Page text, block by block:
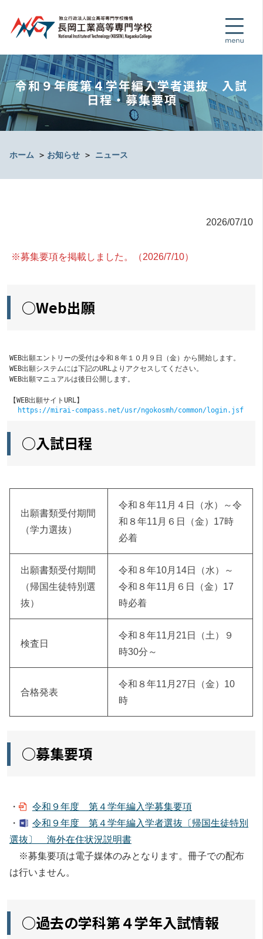
令和９年度第４学年編入学者選抜 入試
日程・募集要項
ホーム ＞ お知らせ ＞ ニュース
2026/07/10
※募集要項を掲載しました。（2026/7/10）
○Web出願
WEB出願エントリーの受付は令和８年１０月９日（金）から開始します。
WEB出願システムには下記のURLよりアクセスしてください。
WEB出願マニュアルは後日公開します。
【WEB出願サイトURL】
https://mirai-compass.net/usr/ngokosmh/common/login.jsf
○入試日程
出願書類受付期間
（学力選抜）
令和８年11月４日（水）～令
和８年11月６日（金）17時
必着
出願書類受付期間
（帰国生徒特別選
抜）
令和８年10月14日（水）～
令和８年11月６日（金）17
時必着
検査日
令和８年11月21日（土）９
時30分～
合格発表
令和８年11月27日（金）10
時
○募集要項
・
令和９年度 第４学年編入学募集要項
・
令和９年度 第４学年編入学者選抜〔帰国生徒特別
選抜〕 海外在住状況説明書
※募集要項は電子媒体のみとなります。冊子での配布
は行いません。
○過去の学科第４学年入試情報